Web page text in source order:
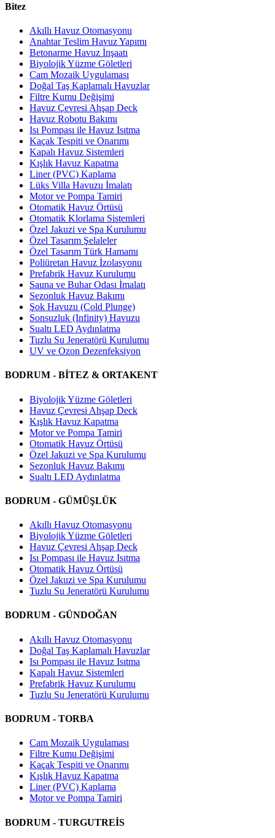
Bitez
Akıllı Havuz Otomasyonu
Anahtar Teslim Havuz Yapımı
Betonarme Havuz İnşaatı
Biyolojik Yüzme Göletleri
Cam Mozaik Uygulaması
Doğal Taş Kaplamalı Havuzlar
Filtre Kumu Değişimi
Havuz Çevresi Ahşap Deck
Havuz Robotu Bakımı
Isı Pompası ile Havuz Isıtma
Kaçak Tespiti ve Onarımı
Kapalı Havuz Sistemleri
Kışlık Havuz Kapatma
Liner (PVC) Kaplama
Lüks Villa Havuzu İmalatı
Motor ve Pompa Tamiri
Otomatik Havuz Örtüsü
Otomatik Klorlama Sistemleri
Özel Jakuzi ve Spa Kurulumu
Özel Tasarım Şelaleler
Özel Tasarım Türk Hamamı
Poliüretan Havuz İzolasyonu
Prefabrik Havuz Kurulumu
Sauna ve Buhar Odası İmalatı
Sezonluk Havuz Bakımı
Şok Havuzu (Cold Plunge)
Sonsuzluk (Infinity) Havuzu
Sualtı LED Aydınlatma
Tuzlu Su Jeneratörü Kurulumu
UV ve Ozon Dezenfeksiyon
BODRUM - BİTEZ & ORTAKENT
Biyolojik Yüzme Göletleri
Havuz Çevresi Ahşap Deck
Kışlık Havuz Kapatma
Motor ve Pompa Tamiri
Otomatik Havuz Örtüsü
Özel Jakuzi ve Spa Kurulumu
Sezonluk Havuz Bakımı
Sualtı LED Aydınlatma
BODRUM - GÜMÜŞLÜK
Akıllı Havuz Otomasyonu
Biyolojik Yüzme Göletleri
Havuz Çevresi Ahşap Deck
Isı Pompası ile Havuz Isıtma
Otomatik Havuz Örtüsü
Özel Jakuzi ve Spa Kurulumu
Tuzlu Su Jeneratörü Kurulumu
BODRUM - GÜNDOĞAN
Akıllı Havuz Otomasyonu
Doğal Taş Kaplamalı Havuzlar
Isı Pompası ile Havuz Isıtma
Kapalı Havuz Sistemleri
Prefabrik Havuz Kurulumu
Tuzlu Su Jeneratörü Kurulumu
BODRUM - TORBA
Cam Mozaik Uygulaması
Filtre Kumu Değişimi
Kaçak Tespiti ve Onarımı
Kışlık Havuz Kapatma
Liner (PVC) Kaplama
Motor ve Pompa Tamiri
BODRUM - TURGUTREİS